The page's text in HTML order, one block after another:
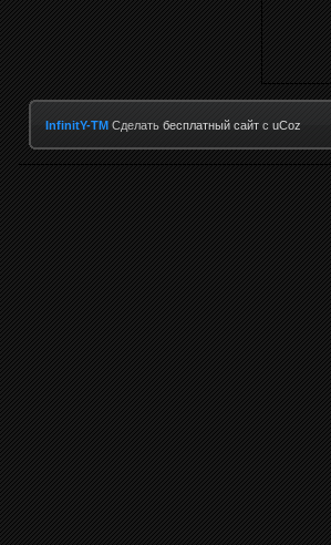
InfinitY-TM Сделать бесплатный сайт с uCoz